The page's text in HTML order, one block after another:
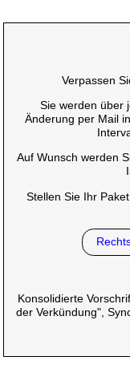
Verpassen
Sie werden über
Änderung per Mail
Auf Wunsch werden
Stellen Sie Ihr
Konsolidierte
der Verkündung",